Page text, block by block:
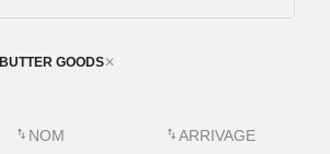
BUTTER GOODS✕
swap_vert NOM swap_vert ARRIVAGE